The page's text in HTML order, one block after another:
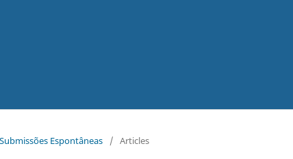
Espontâneas / Articles